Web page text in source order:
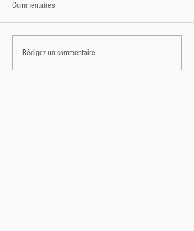
Commentaires
Rédigez un commentaire...